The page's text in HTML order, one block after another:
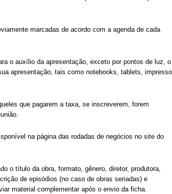
marcadas de acordo com a agenda de cada
o auxílio da apresentação, exceto por pontos de luz, o
apresentação, tais como notebooks, tablets,
que pagarem a taxa, se inscreverem, forem
na página das rodadas de negócios no site do
o título da obra, formato, gênero, diretor, produtora,
de episódios (no caso de obras seriadas) e
material complementar após o envio da ficha.